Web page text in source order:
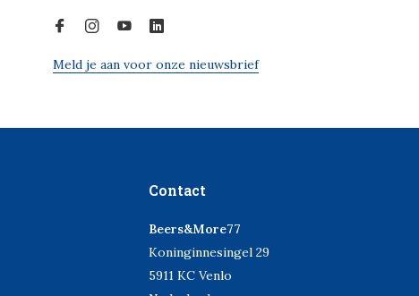
Meld je aan voor onze nieuwsbrief
Contact
Beers&More77
Koninginnesingel 29
5911 KC Venlo